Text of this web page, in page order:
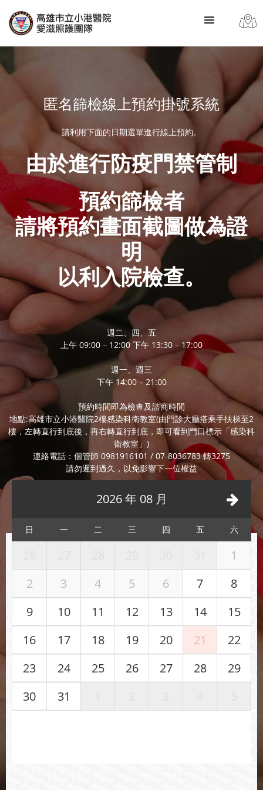
匿名篩檢線上預約掛號系統
請利用下面的日期選單進行線上預約。
由於進行防疫門禁管制
預約篩檢者
請將預約畫面截圖做為證
明
以利入院檢查。
週二、四、五
上午 09:00 – 12:00 下午 13:30 – 17:00
週一、週三
下午 14:00 – 21:00
預約時間即為檢查及諮商時間
地點:高雄市立小港醫院2樓感染科衛教室(由門診大廳搭乘手扶梯至2
樓，左轉直行到底後，再右轉直行到底，即可看到門口標示「感染科
衛教室」)
連絡電話：個管師 0981916101 / 07-8036783 轉3275
請勿遲到過久，以免影響下一位權益
2026 年 08 月
日 一 二 三 四 五 六
1
2
3 4 5 6 7
8
9
10 11 12 13 14
15
16
17 18 19 20 21
22
23
24 25 26 27 28
29
30
31